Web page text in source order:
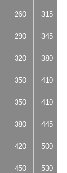
260 315
290 345
320 380
350 410
350 410
380 445
420 500
450 530